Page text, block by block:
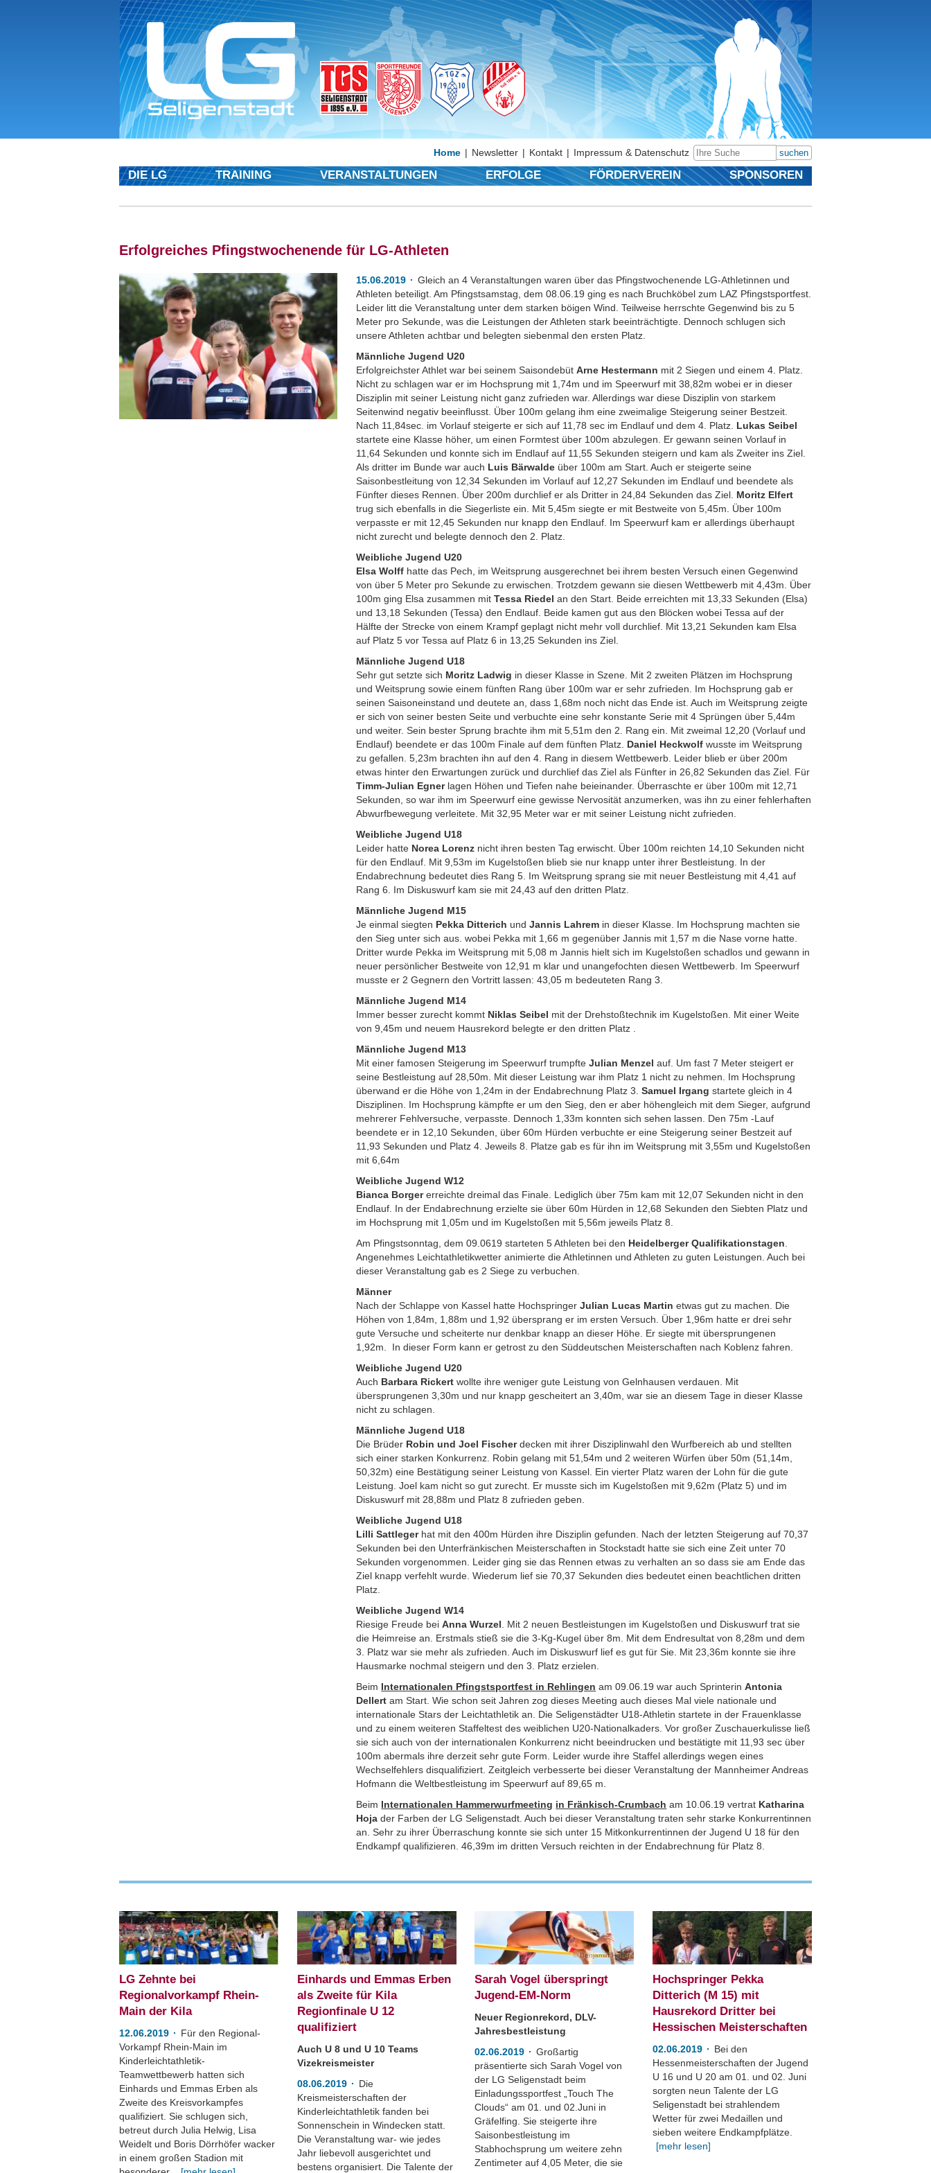
suchen
Home Newsletter Kontakt Impressum & Datenschutz
DIE LG TRAINING VERANSTALTUNGEN ERFOLGE FÖRDERVEREIN SPONSOREN
Erfolgreiches Pfingstwochenende für LG-Athleten
15.06.2019
Gleich an 4 Veranstaltungen waren über das Pfingstwochenende LG-Athletinnen und
Athleten beteiligt. Am Pfingstsamstag, dem 08.06.19 ging es nach Bruchköbel zum LAZ Pfingstsportfest.
Leider litt die Veranstaltung unter dem starken böigen Wind. Teilweise herrschte Gegenwind bis zu 5
Meter pro Sekunde, was die Leistungen der Athleten stark beeinträchtigte. Dennoch schlugen sich
unsere Athleten achtbar und belegten siebenmal den ersten Platz.
Männliche Jugend U20
Erfolgreichster Athlet war bei seinem SaisondebütArne Hestermann mit 2 Siegen und einem 4. Platz.
Nicht zu schlagen war er im Hochsprung mit 1,74m und im Speerwurf mit 38,82m wobei er in dieser
Disziplin mit seiner Leistung nicht ganz zufrieden war. Allerdings war diese Disziplin von starkem
Seitenwind negativ beeinflusst. Über 100m gelang ihm eine zweimalige Steigerung seiner Bestzeit.
Nach 11,84sec. im Vorlauf steigerte er sich auf 11,78 sec im Endlauf und dem 4. Platz. Lukas Seibel
startete eine Klasse höher, um einen Formtest über 100m abzulegen. Er gewann seinen Vorlauf in
11,64 Sekunden und konnte sich im Endlauf auf 11,55 Sekunden steigern und kam als Zweiter ins Ziel.
Als dritter im Bunde war auch Luis Bärwalde über 100m am Start. Auch er steigerte seine
Saisonbestleitung von 12,34 Sekunden im Vorlauf auf 12,27 Sekunden im Endlauf und beendete als
Fünfter dieses Rennen. Über 200m durchlief er als Dritter in 24,84 Sekunden das Ziel. Moritz Elfert
trug sich ebenfalls in die Siegerliste ein. Mit 5,45m siegte er mit Bestweite von 5,45m. Über 100m
verpasste er mit 12,45 Sekunden nur knapp den Endlauf. Im Speerwurf kam er allerdings überhaupt
nicht zurecht und belegte dennoch den 2. Platz.
Weibliche Jugend U20
Elsa Wolff hatte das Pech, im Weitsprung ausgerechnet bei ihrem besten Versuch einen Gegenwind
von über 5 Meter pro Sekunde zu erwischen. Trotzdem gewann sie diesen Wettbewerb mit 4,43m. Über
100m ging Elsa zusammen mitTessa Riedel an den Start. Beide erreichten mit 13,33 Sekunden (Elsa)
und 13,18 Sekunden (Tessa) den Endlauf. Beide kamen gut aus den Blöcken wobei Tessa auf der
Hälfte der Strecke von einem Krampf geplagt nicht mehr voll durchlief. Mit 13,21 Sekunden kam Elsa
auf Platz 5 vor Tessa auf Platz 6 in 13,25 Sekunden ins Ziel.
Männliche Jugend U18
Sehr gut setzte sich Moritz Ladwig in dieser Klasse in Szene. Mit 2 zweiten Plätzen im Hochsprung
und Weitsprung sowie einem fünften Rang über 100m war er sehr zufrieden. Im Hochsprung gab er
seinen Saisoneinstand und deutete an, dass 1,68m noch nicht das Ende ist. Auch im Weitsprung zeigte
er sich von seiner besten Seite und verbuchte eine sehr konstante Serie mit 4 Sprüngen über 5,44m
und weiter. Sein bester Sprung brachte ihm mit 5,51m den 2. Rang ein. Mit zweimal 12,20 (Vorlauf und
Endlauf) beendete er das 100m Finale auf dem fünften Platz. Daniel Heckwolf wusste im Weitsprung
zu gefallen. 5,23m brachten ihn auf den 4. Rang in diesem Wettbewerb. Leider blieb er über 200m
etwas hinter den Erwartungen zurück und durchlief das Ziel als Fünfter in 26,82 Sekunden das Ziel. Für
Timm-Julian Egnerlagen Höhen und Tiefen nahe beieinander. Überraschte er über 100m mit 12,71
Sekunden, so war ihm im Speerwurf eine gewisse Nervosität anzumerken, was ihn zu einer fehlerhaften
Abwurfbewegung verleitete. Mit 32,95 Meter war er mit seiner Leistung nicht zufrieden.
Weibliche Jugend U18
Leider hatte Norea Lorenz nicht ihren besten Tag erwischt. Über 100m reichten 14,10 Sekunden nicht
für den Endlauf. Mit 9,53m im Kugelstoßen blieb sie nur knapp unter ihrer Bestleistung. In der
Endabrechnung bedeutet dies Rang 5. Im Weitsprung sprang sie mit neuer Bestleistung mit 4,41 auf
Rang 6. Im Diskuswurf kam sie mit 24,43 auf den dritten Platz.
Männliche Jugend M15
Je einmal siegten Pekka Ditterich undJannis Lahrem in dieser Klasse. Im Hochsprung machten sie
den Sieg unter sich aus. wobei Pekka mit 1,66 m gegenüber Jannis mit 1,57 m die Nase vorne hatte.
Dritter wurde Pekka im Weitsprung mit 5,08 m Jannis hielt sich im Kugelstoßen schadlos und gewann in
neuer persönlicher Bestweite von 12,91 m klar und unangefochten diesen Wettbewerb. Im Speerwurf
musste er 2 Gegnern den Vortritt lassen: 43,05 m bedeuteten Rang 3.
Männliche Jugend M14
Immer besser zurecht kommt Niklas Seibel mit der Drehstoßtechnik im Kugelstoßen. Mit einer Weite
von 9,45m und neuem Hausrekord belegte er den dritten Platz .
Männliche Jugend M13
Mit einer famosen Steigerung im Speerwurf trumpfteJulian Menzel auf. Um fast 7 Meter steigert er
seine Bestleistung auf 28,50m. Mit dieser Leistung war ihm Platz 1 nicht zu nehmen. Im Hochsprung
überwand er die Höhe von 1,24m in der Endabrechnung Platz 3.Samuel Irgang startete gleich in 4
Disziplinen. Im Hochsprung kämpfte er um den Sieg, den er aber höhengleich mit dem Sieger, aufgrund
mehrerer Fehlversuche, verpasste. Dennoch 1,33m konnten sich sehen lassen. Den 75m -Lauf
beendete er in 12,10 Sekunden, über 60m Hürden verbuchte er eine Steigerung seiner Bestzeit auf
11,93 Sekunden und Platz 4. Jeweils 8. Platze gab es für ihn im Weitsprung mit 3,55m und Kugelstoßen
mit 6,64m
Weibliche Jugend W12
Bianca Borgererreichte dreimal das Finale. Lediglich über 75m kam mit 12,07 Sekunden nicht in den
Endlauf. In der Endabrechnung erzielte sie über 60m Hürden in 12,68 Sekunden den Siebten Platz und
im Hochsprung mit 1,05m und im Kugelstoßen mit 5,56m jeweils Platz 8.
Am Pfingstsonntag, dem 09.0619 starteten 5 Athleten bei den Heidelberger Qualifikationstagen
Angenehmes Leichtathletikwetter animierte die Athletinnen und Athleten zu guten Leistungen. Auch bei
dieser Veranstaltung gab es 2 Siege zu verbuchen.
Männer
Nach der Schlappe von Kassel hatte HochspringerJulian Lucas Martin etwas gut zu machen. Die
Höhen von 1,84m, 1,88m und 1,92 übersprang er im ersten Versuch. Über 1,96m hatte er drei sehr
gute Versuche und scheiterte nur denkbar knapp an dieser Höhe. Er siegte mit übersprungenen
1,92m. In dieser Form kann er getrost zu den Süddeutschen Meisterschaften nach Koblenz fahren.
Weibliche Jugend U20
Auch Barbara Rickert wollte ihre weniger gute Leistung von Gelnhausen verdauen. Mit
übersprungenen 3,30m und nur knapp gescheitert an 3,40m, war sie an diesem Tage in dieser Klasse
nicht zu schlagen.
Männliche Jugend U18
Die Brüder Robin und Joel Fischerdecken mit ihrer Disziplinwahl den Wurfbereich ab und stellten
sich einer starken Konkurrenz. Robin gelang mit 51,54m und 2 weiteren Würfen über 50m (51,14m,
50,32m) eine Bestätigung seiner Leistung von Kassel. Ein vierter Platz waren der Lohn für die gute
Leistung. Joel kam nicht so gut zurecht. Er musste sich im Kugelstoßen mit 9,62m (Platz 5) und im
Diskuswurf mit 28,88m und Platz 8 zufrieden geben.
Weibliche Jugend U18
Lilli Sattlegerhat mit den 400m Hürden ihre Disziplin gefunden. Nach der letzten Steigerung auf 70,37
Sekunden bei den Unterfränkischen Meisterschaften in Stockstadt hatte sie sich eine Zeit unter 70
Sekunden vorgenommen. Leider ging sie das Rennen etwas zu verhalten an so dass sie am Ende das
Ziel knapp verfehlt wurde. Wiederum lief sie 70,37 Sekunden dies bedeutet einen beachtlichen dritten
Platz.
Weibliche Jugend W14
Riesige Freude beiAnna Wurzel . Mit 2 neuen Bestleistungen im Kugelstoßen und Diskuswurf trat sie
die Heimreise an. Erstmals stieß sie die 3-Kg-Kugel über 8m. Mit dem Endresultat von 8,28m und dem
3. Platz war sie mehr als zufrieden. Auch im Diskuswurf lief es gut für Sie. Mit 23,36m konnte sie ihre
Hausmarke nochmal steigern und den 3. Platz erzielen.
Beim Internationalen Pfingstsportfest in Rehlingen am 09.06.19 war auch SprinterinAntonia
Dellert am Start. Wie schon seit Jahren zog dieses Meeting auch dieses Mal viele nationale und
internationale Stars der Leichtathletik an. Die Seligenstädter U18-Athletin startete in der Frauenklasse
und zu einem weiteren Staffeltest des weiblichen U20-Nationalkaders. Vor großer Zuschauerkulisse ließ
sie sich auch von der internationalen Konkurrenz nicht beeindrucken und bestätigte mit 11,93 sec über
100m abermals ihre derzeit sehr gute Form. Leider wurde ihre Staffel allerdings wegen eines
Wechselfehlers disqualifiziert. Zeitgleich verbesserte bei dieser Veranstaltung der Mannheimer Andreas
Hofmann die Weltbestleistung im Speerwurf auf 89,65 m.
Beim Internationalen Hammerwurfmeeting in Fränkisch-Crumbach am 10.06.19 vertrat Katharina
Hoja der Farben der LG Seligenstadt. Auch bei dieser Veranstaltung traten sehr starke Konkurrentinnen
an. Sehr zu ihrer Überraschung konnte sie sich unter 15 Mitkonkurrentinnen der Jugend U 18 für den
Endkampf qualifizieren. 46,39m im dritten Versuch reichten in der Endabrechnung für Platz 8.
LG Zehnte bei
Regionalvorkampf Rhein-
Main der Kila
12.06.2019
Für den Regional-
Vorkampf Rhein-Main im
Kinderleichtathletik-
Teamwettbewerb hatten sich
Einhards und Emmas Erben als
Zweite des Kreisvorkampfes
qualifiziert. Sie schlugen sich,
betreut durch Julia Helwig, Lisa
Weidelt und Boris Dörrhöfer wacker
in einem großen Stadion mit
Einhards und Emmas Erben
als Zweite für Kila
Regionfinale U 12
qualifiziert
Auch U 8 und U 10 Teams
Vizekreismeister
08.06.2019
Die
Kreismeisterschaften der
Kinderleichtathletik fanden bei
Sonnenschein in Windecken statt.
Die Veranstaltung war- wie jedes
Jahr liebevoll ausgerichtet und
bestens organisiert. Die Talente der
Benjamin Heller
Sarah Vogel überspringt
Jugend-EM-Norm
Neuer Regionrekord, DLV-
Jahresbestleistung
02.06.2019
Großartig
präsentierte sich Sarah Vogel von
der LG Seligenstadt beim
Einladungssportfest „Touch The
Clouds“ am 01. und 02.Juni in
Gräfelfing. Sie steigerte ihre
Saisonbestleistung im
Stabhochsprung um weitere zehn
Zentimeter auf 4,05 Meter, die sie
Hochspringer Pekka
Ditterich (M 15) mit
Hausrekord Dritter bei
Hessischen Meisterschaften
02.06.2019
Bei den
Hessenmeisterschaften der Jugend
U 16 und U 20 am 01. und 02. Juni
sorgten neun Talente der LG
Seligenstadt bei strahlendem
Wetter für zwei Medaillen und
sieben weitere Endkampfplätze.
[mehr lesen]